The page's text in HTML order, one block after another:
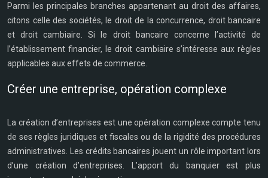
Parmi les principales branches appartenant au droit des affaires,
citons celle des sociétés, le droit de la concurrence, droit bancaire
et droit cambiaire. Si le droit bancaire concerne l’activité de
l’établissement financier, le droit cambiaire s’intéresse aux règles
applicables aux effets de commerce.
Créer une entreprise, opération complexe
La création d’entreprises est une opération complexe compte tenu
de ses règles juridiques et fiscales ou de la rigidité des procédures
administratives. Les crédits bancaires jouent un rôle important lors
d’une création d’entreprises. L’apport du banquier est plus